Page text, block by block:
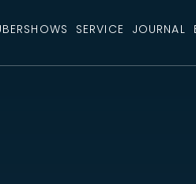
SERVICE JOURNAL